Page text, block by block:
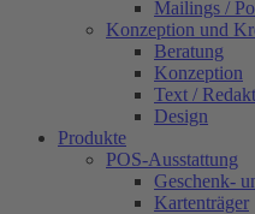
Mailings /
Konzeption und
Beratung
Konzeption
Text /
Design
Produkte
POS-Ausstattung
Geschenk-
Kartenträger